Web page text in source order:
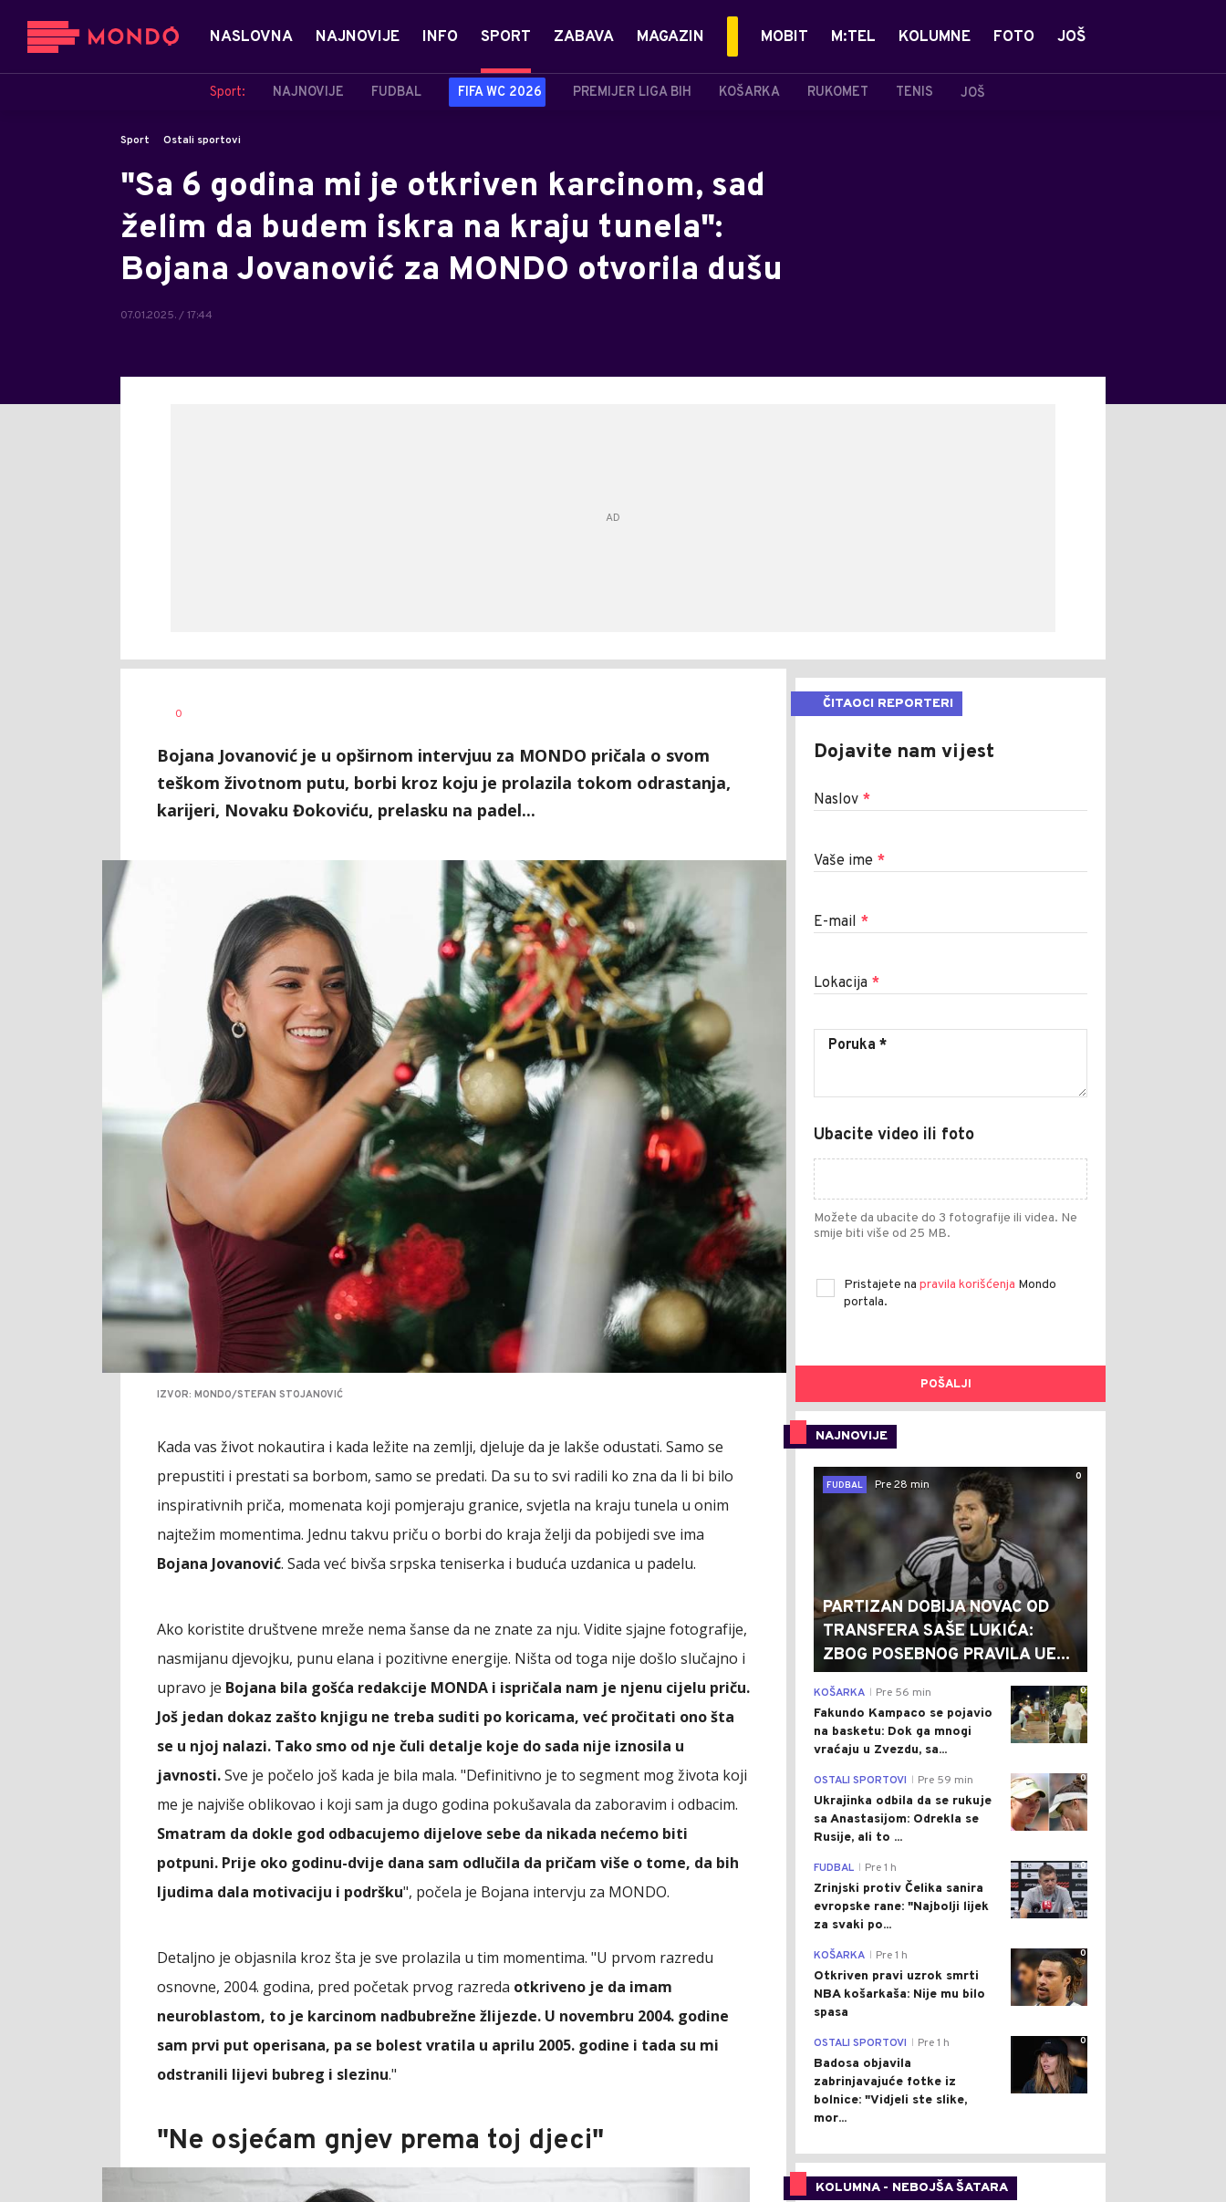
NASLOVNA NAJNOVIJE INFO SPORT
Sport: NAJNOVIJE FUDBAL FIFA WC 2026 PREMIJER LIGA BIH KOŠARKA RUKOMET TENIS JOŠ
ZABAVA MAGAZIN MOBIT M:TEL KOLUMNE FOTO JOŠ
Sport Ostali sportovi
"Sa 6 godina mi je otkriven karcinom, sad
želim da budem iskra na kraju tunela":
Bojana Jovanović za MONDO otvorila dušu
07.01.2025. / 17:44
AUTOR
0
Bojana Jovanović je u opširnom intervjuu za MONDO pričala o svom
teškom životnom putu, borbi kroz koju je prolazila tokom odrastanja,
karijeri, Novaku Đokoviću, prelasku na padel...
IZVOR: MONDO/STEFAN STOJANOVIĆ
Kada vas život nokautira i kada ležite na zemlji, djeluje da je lakše odustati. Samo se
prepustiti i prestati sa borbom, samo se predati. Da su to svi radili ko zna da li bi bilo
inspirativnih priča, momenata koji pomjeraju granice, svjetla na kraju tunela u onim
najtežim momentima. Jednu takvu priču o borbi do kraja želji da pobijedi sve ima
Bojana Jovanović. Sada već bivša srpska teniserka i buduća uzdanica u padelu.
Ako koristite društvene mreže nema šanse da ne znate za nju. Vidite sjajne fotografije,
nasmijanu djevojku, punu elana i pozitivne energije. Ništa od toga nije došlo slučajno i
upravo je Bojana bila gošća redakcije MONDA i ispričala nam je njenu cijelu priču.
Još jedan dokaz zašto knjigu ne treba suditi po koricama, već pročitati ono šta
se u njoj nalazi. Tako smo od nje čuli detalje koje do sada nije iznosila u
javnosti.Sve je počelo još kada je bila mala. "Definitivno je to segment mog života koji
me je najviše oblikovao i koji sam ja dugo godina pokušavala da zaboravim i odbacim.
Smatram da dokle god odbacujemo dijelove sebe da nikada nećemo biti
potpuni. Prije oko godinu-dvije dana sam odlučila da pričam više o tome, da bih
ljudima dala motivaciju i podršku", počela je Bojana intervju za MONDO.
Detaljno je objasnila kroz šta je sve prolazila u tim momentima. "U prvom razredu
osnovne, 2004. godina, pred početak prvog razreda otkriveno je da imam
neuroblastom, to je karcinom nadbubrežne žlijezde. U novembru 2004. godine
sam prvi put operisana, pa se bolest vratila u aprilu 2005. godine i tada su mi
odstranili lijevi bubreg i slezinu."
"Ne osjećam gnjev prema toj djeci"
ČITAOCI REPORTERI
Dojavite nam vijest
Naslov *
Vaše ime *
E-mail *
Lokacija *
Ubacite video ili foto
Možete da ubacite do 3 fotografije ili videa. Ne
smije biti više od 25 MB.
Pristajete na pravila korišćenja Mondo
portala.
POŠALJI
NAJNOVIJE
0
FUDBAL
Pre 28 min
PARTIZAN DOBIJA NOVAC OD
TRANSFERA SAŠE LUKIĆA:
ZBOG POSEBNOG PRAVILA UE...
0
KOŠARKA Pre 56 min
Fakundo Kampaco se pojavio
na basketu: Dok ga mnogi
vraćaju u Zvezdu, sa...
0
OSTALI SPORTOVI Pre 59 min
Ukrajinka odbila da se rukuje
sa Anastasijom: Odrekla se
Rusije, ali to ...
0
FUDBAL Pre 1 h
Zrinjski protiv Čelika sanira
evropske rane: "Najbolji lijek
za svaki po...
0
KOŠARKA Pre 1 h
Otkriven pravi uzrok smrti
NBA košarkaša: Nije mu bilo
spasa
0
OSTALI SPORTOVI Pre 1 h
Badosa objavila
zabrinjavajuće fotke iz
bolnice: "Vidjeli ste slike,
mor...
KOLUMNA - NEBOJŠA ŠATARA